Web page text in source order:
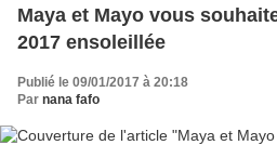
Maya et Mayo vous
2017 ensoleillée
Publié le 09/01/2017 à 20:18
Par nana fafo